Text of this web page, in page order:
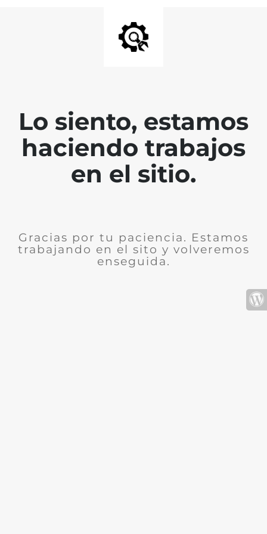
Lo siento, estamos
haciendo trabajos
en el sitio.
Gracias por tu paciencia. Estamos
trabajando en el sito y volveremos
enseguida.